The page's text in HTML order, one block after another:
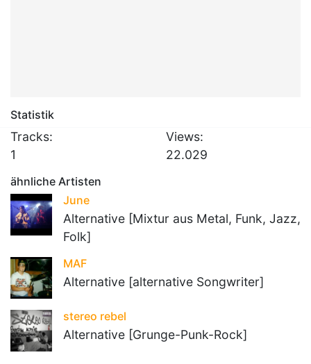
Statistik
Tracks:
1
Views:
22.029
ähnliche Artisten
June
Alternative [Mixtur aus Metal, Funk, Jazz,
Folk]
MAF
Alternative [alternative Songwriter]
stereo rebel
Alternative [Grunge-Punk-Rock]